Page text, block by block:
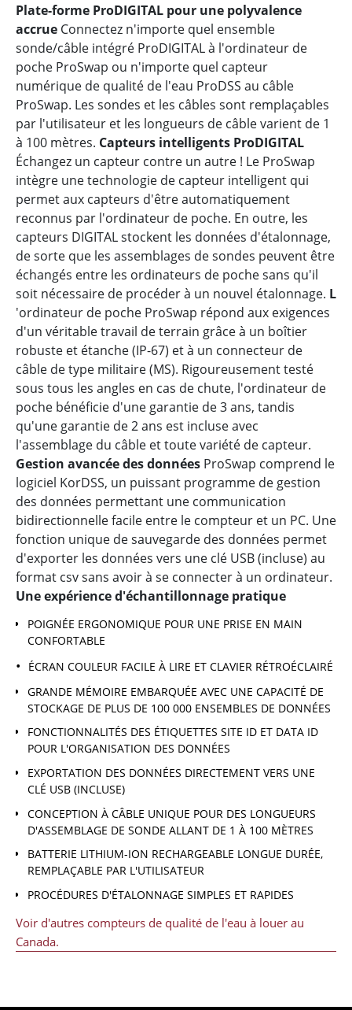
Plate-forme ProDIGITAL pour une polyvalence
accrue Connectez n'importe quel ensemble
sonde/câble intégré ProDIGITAL à l'ordinateur de
poche ProSwap ou n'importe quel capteur
numérique de qualité de l'eau ProDSS au câble
ProSwap. Les sondes et les câbles sont remplaçables
par l'utilisateur et les longueurs de câble varient de 1
à 100 mètres. Capteurs intelligents ProDIGITAL
Échangez un capteur contre un autre ! Le ProSwap
intègre une technologie de capteur intelligent qui
permet aux capteurs d'être automatiquement
reconnus par l'ordinateur de poche. En outre, les
capteurs DIGITAL stockent les données d'étalonnage,
de sorte que les assemblages de sondes peuvent être
échangés entre les ordinateurs de poche sans qu'il
soit nécessaire de procéder à un nouvel étalonnage. L
'ordinateur de poche ProSwap répond aux exigences
d'un véritable travail de terrain grâce à un boîtier
robuste et étanche (IP-67) et à un connecteur de
câble de type militaire (MS). Rigoureusement testé
sous tous les angles en cas de chute, l'ordinateur de
poche bénéficie d'une garantie de 3 ans, tandis
qu'une garantie de 2 ans est incluse avec
l'assemblage du câble et toute variété de capteur.
Gestion avancée des données ProSwap comprend le
logiciel KorDSS, un puissant programme de gestion
des données permettant une communication
bidirectionnelle facile entre le compteur et un PC. Une
fonction unique de sauvegarde des données permet
d'exporter les données vers une clé USB (incluse) au
format csv sans avoir à se connecter à un ordinateur.
Une expérience d'échantillonnage pratique
POIGNÉE ERGONOMIQUE POUR UNE PRISE EN MAIN
CONFORTABLE
ÉCRAN COULEUR FACILE À LIRE ET CLAVIER RÉTROÉCLAIRÉ
GRANDE MÉMOIRE EMBARQUÉE AVEC UNE CAPACITÉ DE
STOCKAGE DE PLUS DE 100 000 ENSEMBLES DE DONNÉES
FONCTIONNALITÉS DES ÉTIQUETTES SITE ID ET DATA ID
POUR L'ORGANISATION DES DONNÉES
EXPORTATION DES DONNÉES DIRECTEMENT VERS UNE
CLÉ USB (INCLUSE)
CONCEPTION À CÂBLE UNIQUE POUR DES LONGUEURS
D'ASSEMBLAGE DE SONDE ALLANT DE 1 À 100 MÈTRES
BATTERIE LITHIUM-ION RECHARGEABLE LONGUE DURÉE,
REMPLAÇABLE PAR L'UTILISATEUR
PROCÉDURES D'ÉTALONNAGE SIMPLES ET RAPIDES
Voir d'autres compteurs de qualité de l'eau à louer au
Canada.